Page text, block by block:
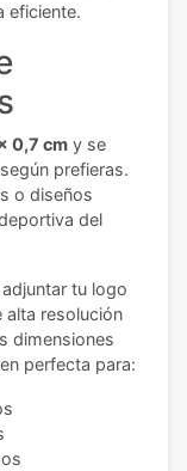
eficiente.
0,7 cm y se
prefieras.
o diseños
del
tu logo
alta resolución
dimensiones
perfecta para: